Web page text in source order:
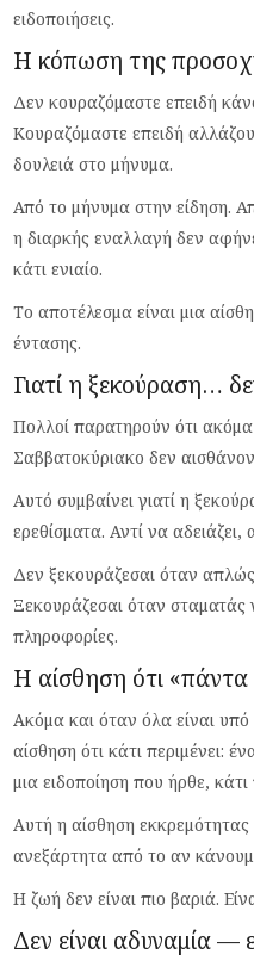
ειδοποιήσεις.
Η κόπωση της
Δεν κουραζόμαστε επειδή
Κουραζόμαστε επειδή
δουλειά στο μήνυμα.
Από το μήνυμα στην είδηση.
η διαρκής εναλλαγή δεν
κάτι ενιαίο.
Το αποτέλεσμα είναι μια
έντασης.
Γιατί η ξεκούραση…
Πολλοί παρατηρούν ότι
Σαββατοκύριακο δεν
Αυτό συμβαίνει γιατί η
ερεθίσματα. Αντί να
Δεν ξεκουράζεσαι όταν
Ξεκουράζεσαι όταν σταματάς
πληροφορίες.
Η αίσθηση ότι «πάντα
Ακόμα και όταν όλα είναι υπό
αίσθηση ότι κάτι περιμένει:
μια ειδοποίηση που ήρθε,
Αυτή η αίσθηση
ανεξάρτητα από το αν
Η ζωή δεν είναι πιο βαριά.
Δεν είναι αδυναμία —